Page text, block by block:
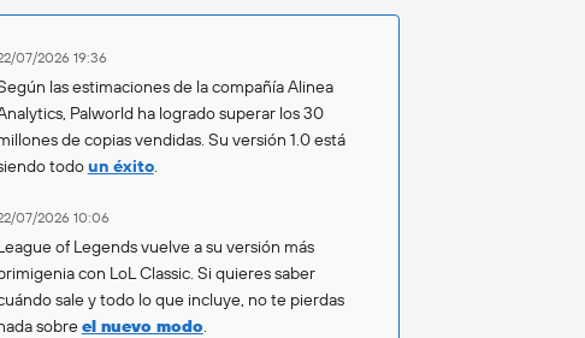
07/2026 19:36
las estimaciones de la compañía Alinea
Palworld ha logrado superar los 30
de copias vendidas. Su versión 1.0 está
todoun éxito.
07/2026 10:06
of Legends vuelve a su versión más
con LoL Classic. Si quieres saber
sale y todo lo que incluye, no te pierdas
sobreel nuevo modo.